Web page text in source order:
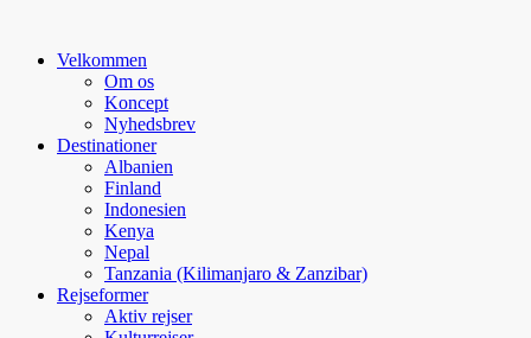
Velkommen
Om os
Koncept
Nyhedsbrev
Destinationer
Albanien
Finland
Indonesien
Kenya
Nepal
Tanzania (Kilimanjaro & Zanzibar)
Rejseformer
Aktiv rejser